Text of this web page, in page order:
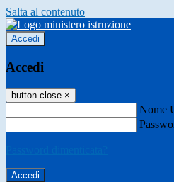
Salta al contenuto
Accedi
Accedi
button close ×
Nome